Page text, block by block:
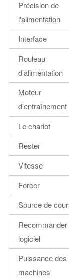
Précision de
l'alimentation
Interface
Rouleau
d'alimentation
Moteur
d'entraînement
Le chariot
Rester
Vitesse
Forcer
Source de
logiciel
Puissance des
machines